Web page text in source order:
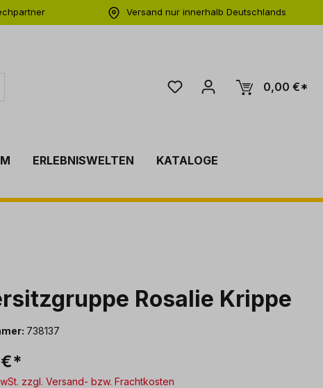
Versand nur innerhalb Deutschlands
0,00 €*
ERLEBNISWELTEN
KATALOGE
Rosalie Krippe
738137
zzgl. Versand- bzw. Frachtkosten